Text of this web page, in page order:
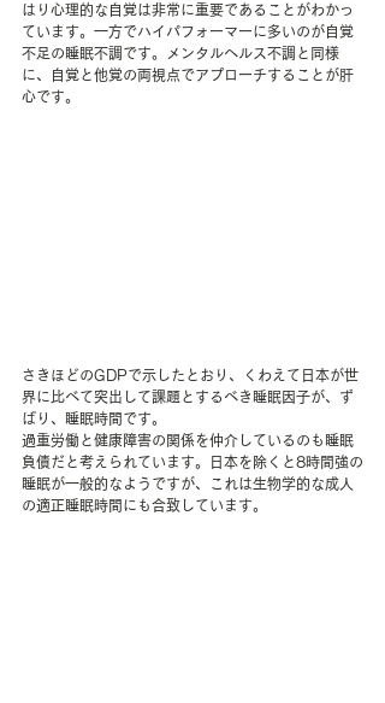
はり心理的な自覚は非常に重要であることがわかっ
ています。一方でハイパフォーマーに多いのが自覚
不足の睡眠不調です。メンタルヘルス不調と同様
に、自覚と他覚の両視点でアプローチすることが肝
心です。
さきほどのGDPで示したとおり、くわえて日本が世
界に比べて突出して課題とするべき睡眠因子が、ず
ばり、睡眠時間です。
過重労働と健康障害の関係を仲介しているのも睡眠
負債だと考えられています。日本を除くと8時間強の
睡眠が一般的なようですが、これは生物学的な成人
の適正睡眠時間にも合致しています。